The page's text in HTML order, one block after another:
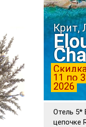
Крит,
11 по
2026
Отель 5*
цепочке